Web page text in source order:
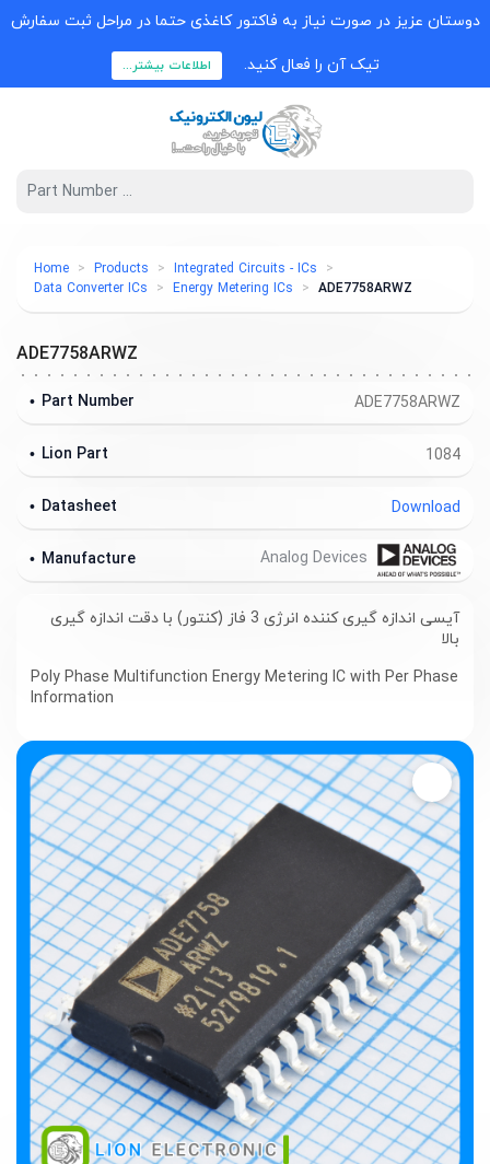
دوستان عزیز در صورت نیاز به فاکتور کاغذی حتما در مراحل ثبت سفارش
تیک آن را فعال کنید. اطلاعات بیشتر...
Home Products
Integrated Circuits - ICs
Data Converter ICs
Energy Metering ICs ADE7758ARWZ
ADE7758ARWZ
ADE7758ARWZ
Part Number
1084
Lion Part
Download
Datasheet
Manufacture
آیسی اندازه گیری کننده انرژی 3 فاز (کنتور) با دقت اندازه گیری
بالا
Poly Phase Multifunction Energy Metering IC with Per Phase
Information